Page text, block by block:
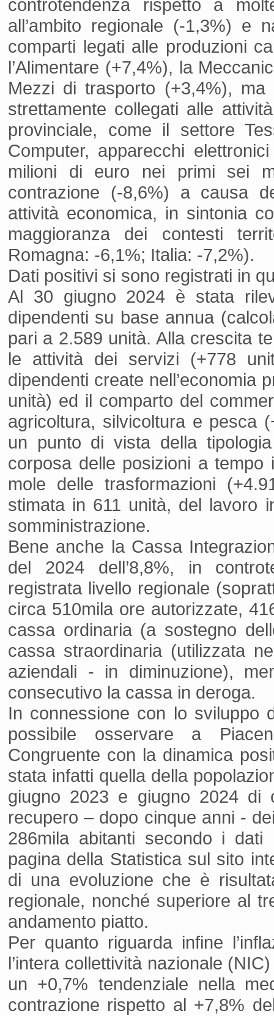
controtendenza rispetto a
all’ambito regionale (-1,3%) e
comparti legati alle produzioni
l’Alimentare (+7,4%), la
Mezzi di trasporto (+3,4%),
strettamente collegati alle
provinciale, come il settore
Computer, apparecchi
milioni di euro nei primi sei
contrazione (-8,6%) a causa
attività economica, in sintonia
maggioranza dei contesti
Romagna: -6,1%; Italia: -7,2%).
Dati positivi si sono registrati in
Al 30 giugno 2024 è stata
dipendenti su base annua
pari a 2.589 unità. Alla crescita
le attività dei servizi (+778
dipendenti create nell’economia
unità) ed il comparto del
agricoltura, silvicoltura e pesca
un punto di vista della
corposa delle posizioni a tempo
mole delle trasformazioni
stimata in 611 unità, del lavoro
somministrazione.
Bene anche la Cassa
del 2024 dell’8,8%, in
registrata livello regionale
circa 510mila ore autorizzate,
cassa ordinaria (a sostegno
cassa straordinaria (utilizzata
aziendali - in diminuzione),
consecutivo la cassa in deroga.
In connessione con lo sviluppo
possibile osservare a
Congruente con la dinamica
stata infatti quella della
giugno 2023 e giugno 2024 di
recupero – dopo cinque anni -
286mila abitanti secondo i dati
pagina della Statistica sul sito
di una evoluzione che è
regionale, nonché superiore al
andamento piatto.
Per quanto riguarda infine
l’intera collettività nazionale
un +0,7% tendenziale nella
contrazione rispetto al +7,8%